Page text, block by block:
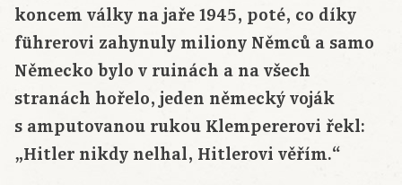
koncem války na jaře 1945, poté, co díky
führerovi zahynuly miliony Němců a samo
Německo bylo v ruinách a na všech
stranách hořelo, jeden německý voják
s amputovanou rukou Klempererovi řekl:
„Hitler nikdy nelhal, Hitlerovi věřím.“